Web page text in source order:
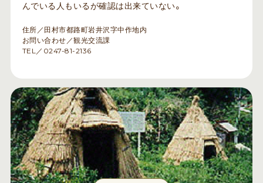
んでいる人もいるが確認は出来ていない。
住所／田村市都路町岩井沢字中作地内
お問い合わせ／観光交流課
TEL／0247-81-2136